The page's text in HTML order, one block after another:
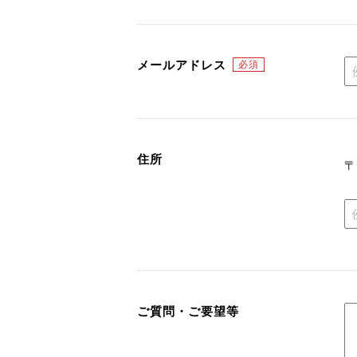
メールアドレス
住所
ご質問・ご要望等